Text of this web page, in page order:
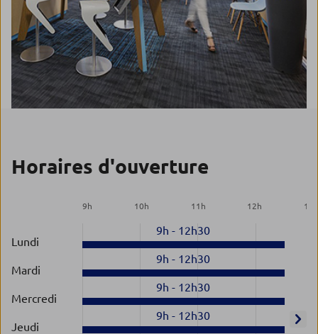
Horaires d'ouverture
9h 10h 11 h 12h 13
Lundi
9h - 12h30
Mardi
9h - 12h30
Mercredi
9h - 12h30
Jeudi
9h - 12h30